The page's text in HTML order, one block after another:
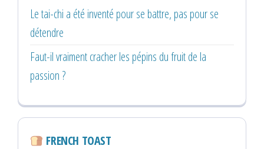
Le tai-chi a été inventé pour se battre, pas pour se
détendre
Faut-il vraiment cracher les pépins du fruit de la
passion ?
FRENCH TOAST